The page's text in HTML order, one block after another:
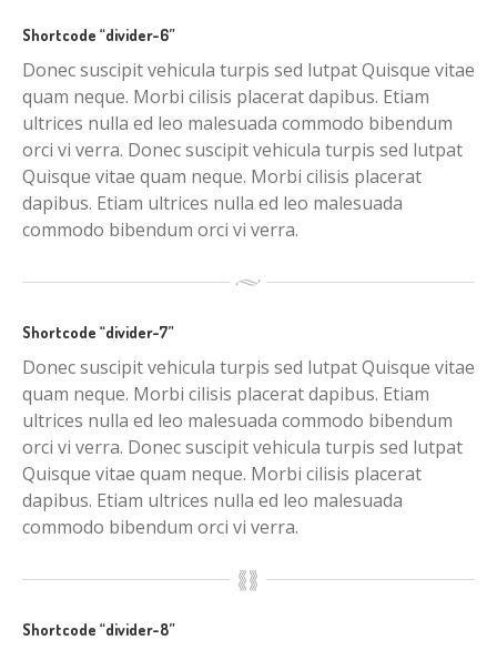
Shortcode “divider-6”
Donec suscipit vehicula turpis sed lutpat Quisque vitae
quam neque. Morbi cilisis placerat dapibus. Etiam
ultrices nulla ed leo malesuada commodo bibendum
orci vi verra. Donec suscipit vehicula turpis sed lutpat
Quisque vitae quam neque. Morbi cilisis placerat
dapibus. Etiam ultrices nulla ed leo malesuada
commodo bibendum orci vi verra.
Shortcode “divider-7”
Donec suscipit vehicula turpis sed lutpat Quisque vitae
quam neque. Morbi cilisis placerat dapibus. Etiam
ultrices nulla ed leo malesuada commodo bibendum
orci vi verra. Donec suscipit vehicula turpis sed lutpat
Quisque vitae quam neque. Morbi cilisis placerat
dapibus. Etiam ultrices nulla ed leo malesuada
commodo bibendum orci vi verra.
Shortcode “divider-8”